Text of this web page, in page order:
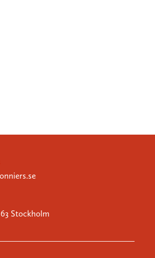
63 Stockholm